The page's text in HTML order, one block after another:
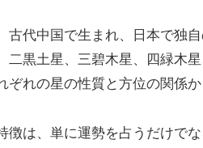
古代中国で生まれ、日本で独
二黒土星、三碧木星、四緑木
ぞれの星の性質と方位の関係
徴は、単に運勢を占うだけで